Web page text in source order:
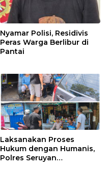
Nyamar Polisi, Residivis
Peras Warga Berlibur di
Pantai
Laksanakan Proses
Hukum dengan Humanis,
Polres Seruyan